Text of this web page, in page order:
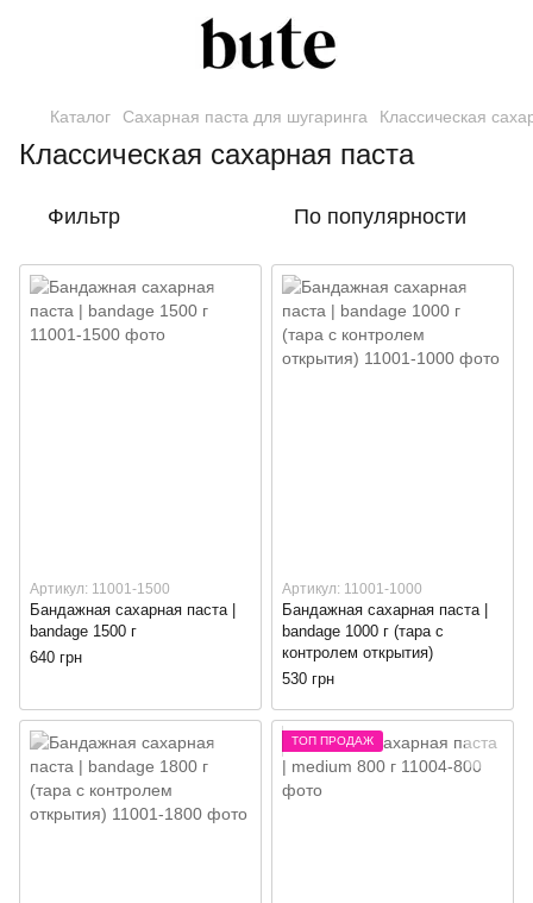
Каталог Сахарная паста для шугаринга Классическая
Классическая сахарная паста
Фильтр По популярности
Артикул: 11001-1500
Бандажная сахарная паста |
bandage 1500 г
640 грн
Артикул: 11001-1000
Бандажная сахарная паста |
bandage 1000 г (тара с
контролем открытия)
530 грн
ТОП ПРОДАЖ